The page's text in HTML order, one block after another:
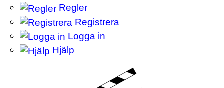
Regler
Registrera
Logga in
Hjälp